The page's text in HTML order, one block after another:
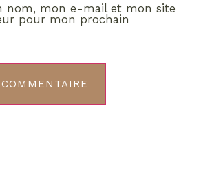
nom, mon e-mail et mon site
pour mon prochain